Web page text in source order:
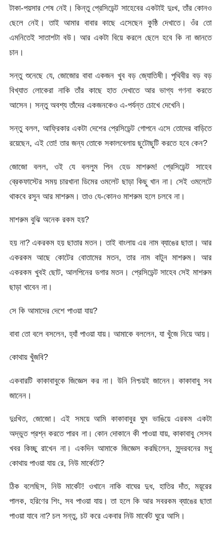
টাকা-পয়সার শেষ নেই। কিন্তু প্রেসিডেন্ট সাহেবের একটাই দুঃখ, তাঁর কোনও
ছেলে নেই। তাই আমার বাবার কাছে এসেছেন কুষ্ঠি দেখাতে। ওঁর তো
এমনিতেই সাতাশটা বউ। আর একটা বিয়ে করলে ছেলে হবে কি না জানতে
চান।
সন্তু শুনেছে যে, জোজোর বাবা একজন খুব বড় জ্যোতিষী। পৃথিবীর বড় বড়
বিখ্যাত লোকেরা নাকি তাঁর কাছে হাত দেখাতে আর ভাগ্য গণনা করতে
আসেন। সন্তু অবশ্য তাঁদের একজনকেও এ-পর্যন্ত চোখে দেখেনি।
সন্তু বলল, আফ্রিকার একটা দেশের প্রেসিডেন্ট গোপনে এসে তোদের বাড়িতে
রয়েছেন, এই তো! তার জন্য তোকে সকালবেলায় ছুটোছুটি করতে হবে কেন?
জোজো বলল, ওই যে বললুম পিন হেড মাশরুম! প্রেসিডেন্ট সাহেব
ব্রেকফাস্টের সময় চারখানা ডিমের ওমলেট ছাড়া কিছু খান না। সেই ওমলেটে
থাকবে রসুন আর মাশরুম। তাও যে-কোনও মাশরুম হলে চলবে না।
মাশরুম বুঝি অনেক রকম হয়?
হয় না? একরকম হয় ছাতার মতন। তাই বাংলায় এর নাম ব্যাঙের ছাতা। আর
একরকম আছে কোটের বোতামের মতন, তার নাম বাটুন মাশরুম। আর
একরকম খুবই ছোট, আলপিনের ডগার মতন। প্রেসিডেন্ট সাহেব সেই মাশরুম
ছাড়া খাবেন না।
সে কি আমাদের দেশে পাওয়া যায়?
বাবা তো বলে বসলেন, হ্যাঁ পাওয়া যায়। আমাকে বললেন, যা খুঁজে নিয়ে আয়।
কোথায় খুঁজবি?
একবারটি কাকাবাবুকে জিজ্ঞেস কর না। উনি নিশ্চয়ই জানেন। কাকাবাবু সব
জানেন।
দুঃখিত, জোজো। এই সময়ে আমি কাকাবাবুর ঘুম ভাঙিয়ে এরকম একটা
অদ্ভুত প্রশ্ন করতে পারব না। কোন দোকানে কী পাওয়া যায়, কাকাবাবু সেসব
খবর কিচ্ছু রাখেন না। একদিন আমাকে জিজ্ঞেস করছিলেন, সুন্দরবনের মধু
কোথায় পাওয়া যায় রে, নিউ মার্কেটে?
ঠিক বলেছিস, নিউ মার্কেট! ওখানে নাকি বাঘের দুধ, হাতির দাঁত, ময়ূরের
পালক, হরিণের শিং, সব পাওয়া যায়। তা হলে কি আর সবরকম ব্যাঙের ছাতা
পাওয়া যাবে না? চল সন্তু, চট করে একবার নিউ মার্কেট ঘুরে আসি।